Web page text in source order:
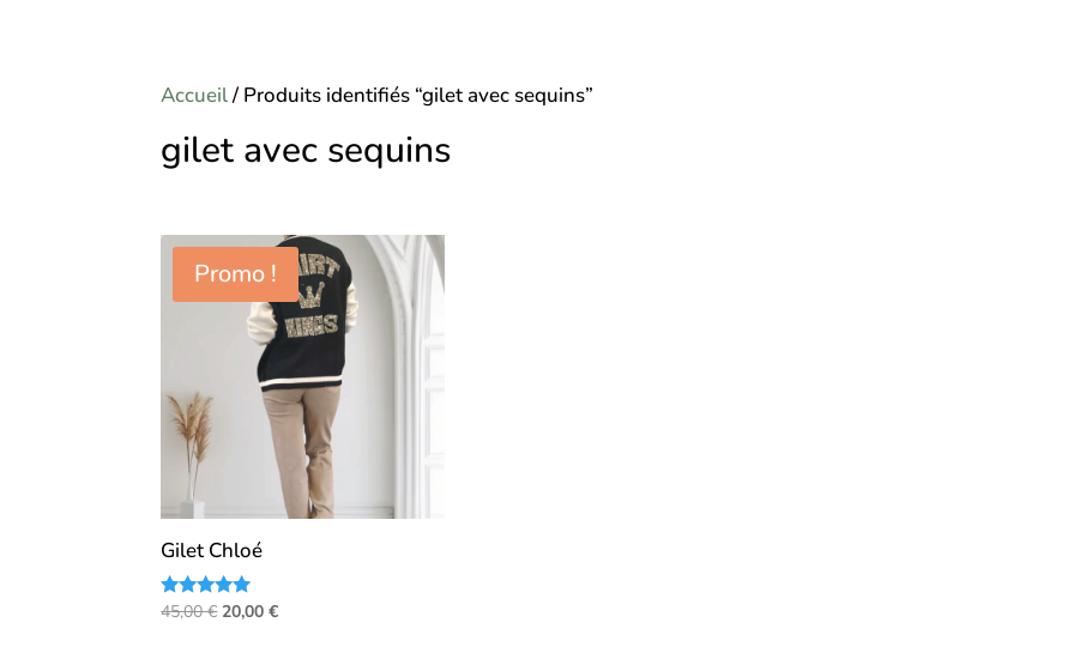
Accueil/ Produits identifiés “gilet avec sequins”
gilet avec sequins
Promo !
Gilet Chloé
Note
45,00€ Le
20,00€Le